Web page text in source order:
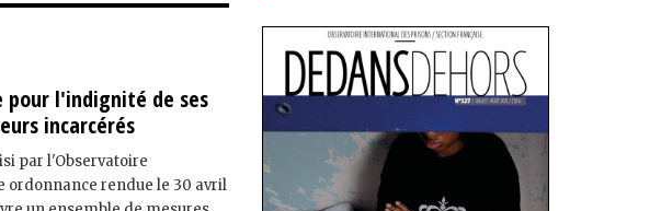
pour l'indignité de ses
incarcérés
par l'Observatoire
ordonnance rendue le 30 avril